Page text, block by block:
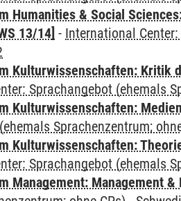
Humanities & Social
13/14] - International
Kulturwissenschaften: Kritik
Sprachangebot (ehemals
Kulturwissenschaften:
Sprachenzentrum;
Kulturwissenschaften:
Sprachangebot (ehemals
Management: Management &